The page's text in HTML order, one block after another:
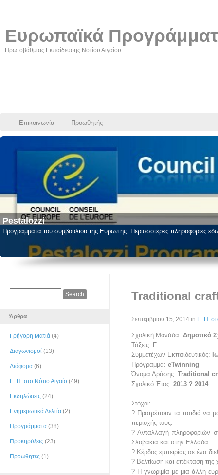
Ευρωπαϊκά
Πρωτοβάθμιας Εκπαίδευσης Νοτίου Αιγαίου
Επικοινωνία Προωθητής
Pestalozzi
Προγράμματα του συμβουλίου της Ευρώπης. Περισσότερες πληροφορίες
Άρθρα
Γρήγορη Ματιά (4)
Διαγωνισμοί (13)
Διάφορα (6)
Ε. Π. στο Νότιο Αιγαίο (49)
Εκδηλώσεις (24)
Ενημερωτικά Δελτία (2)
Προγράμματα (38)
Προκηρύξεις (23)
Προωθητές (1)
Traditional
Σεπτεμβρίου 15, 2014 in Ε. Π.
Σχολική Μονάδα: Δημοτικό
Τάξεις: Γ
Συμμετέχων Εκπαιδευτικός:
Πρόγραμμα: eTwinning
Όνομα Δράσης: Traditional
Σχολικό Έτος: 2013 ? 2014
Στόχοι:
? Προτρέπουν τα παιδιά να
περιοχής τους.
? Ανταλλαγή πληροφοριών
Σλοβακία και στην Ελλάδα.
? Κέρδος εμπειρίας σε ένα
? Βελτίωση και επέκταση
? Η γνωριμία με μια άλλη